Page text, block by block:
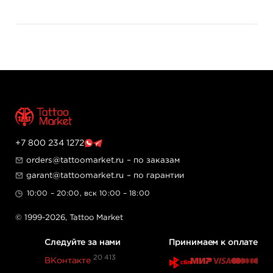
+7 800 234 1272
orders@tattoomarket.ru – по заказам
garant@tattoomarket.ru – по гарантии
10:00 – 20:00, вск 10:00 – 18:00
© 1999-2026, Tattoo Market
Следуйте за нами
ВКонтакте 20 413
Принимаем к оплате